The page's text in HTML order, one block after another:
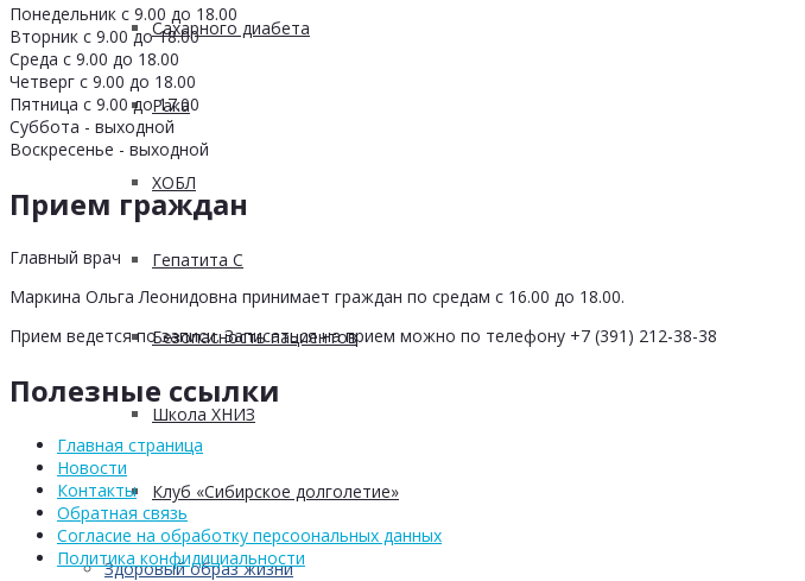
Сахарного диабета
Рака
ХОБЛ
Гепатита С
Безопасность пациентов
Школа ХНИЗ
Клуб «Сибирское долголетие»
Здоровый образ жизни
Понедельник с 9.00 до 18.00
Вторник с 9.00 до 18.00
Среда с 9.00 до 18.00
Четверг с 9.00 до 18.00
Пятница с 9.00 до 17.00
Суббота - выходной
Воскресенье - выходной
Прием граждан
Главный врач
Маркина Ольга Леонидовна принимает граждан по средам с 16.00 до 18.00.
Прием ведется по записи. Записаться на прием можно по телефону +7 (391) 212-38-38
Полезные ссылки
Главная страница
Новости
Контакты
Обратная связь
Согласие на обработку персоональных данных
Политика конфидициальности